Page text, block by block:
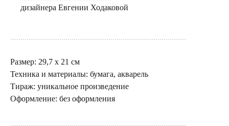
дизайнера Евгении Ходаковой
......................................................................................
Размер: 29,7 х 21 см
Техника и материалы: бумага, акварель
Тираж: уникальное произведение
Оформление: без оформления
......................................................................................